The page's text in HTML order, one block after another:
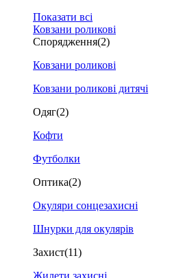
Показати всі
Ковзани роликові
Спорядження(2)
Ковзани роликові
Ковзани роликові дитячі
Одяг(2)
Кофти
Футболки
Оптика(2)
Окуляри сонцезахисні
Шнурки для окулярів
Захист(11)
Жилети захисні